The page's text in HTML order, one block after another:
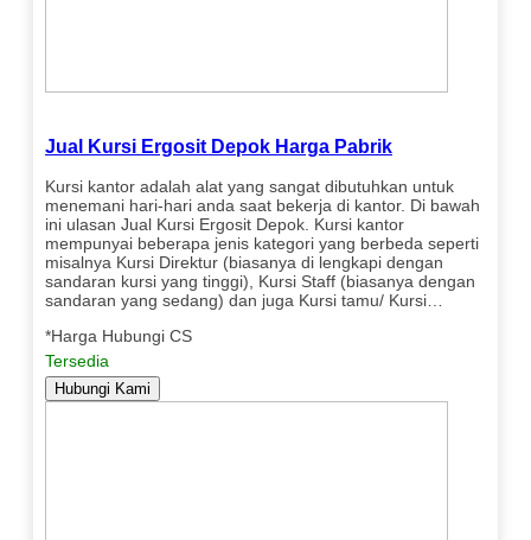
Jual Kursi Ergosit Depok Harga Pabrik
Kursi kantor adalah alat yang sangat dibutuhkan untuk
menemani hari-hari anda saat bekerja di kantor. Di bawah
ini ulasan Jual Kursi Ergosit Depok. Kursi kantor
mempunyai beberapa jenis kategori yang berbeda seperti
misalnya Kursi Direktur (biasanya di lengkapi dengan
sandaran kursi yang tinggi), Kursi Staff (biasanya dengan
sandaran yang sedang) dan juga Kursi tamu/ Kursi…
*Harga Hubungi CS
Tersedia
Hubungi Kami